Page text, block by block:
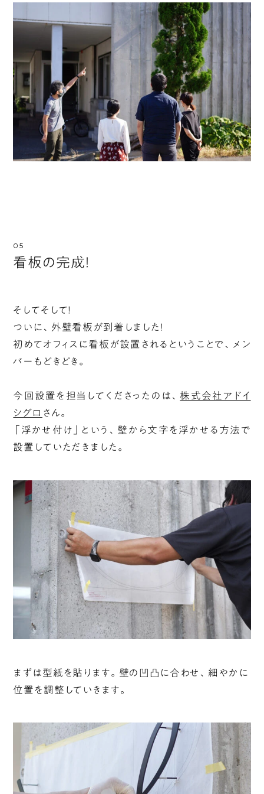
看板の完成！
そしてそして！
ついに、外壁看板が到着しました！
初めてオフィスに看板が設置されるということで、メン
バーもどきどき。
今回設置を担当してくださったのは、 株式会社アドイ
シグロ さん。
「浮かせ付け」という、壁から文字を浮かせる方法で
設置していただきました。
まずは型紙を貼ります。壁の凹凸に合わせ、細やかに
位置を調整していきます。